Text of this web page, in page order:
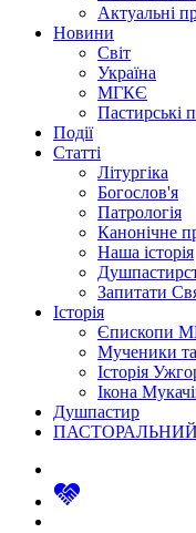
Актуальні
Новини
Світ
Україна
МГКЄ
Пастирські
Події
Статті
Літургіка
Богослов'я
Патрологія
Канонічне
Наша історія
Запитати
Історія
Єпископи
Мученики та
Історія
Ікона
Душпастир